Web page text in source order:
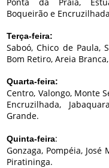
Boqueirão e
Terça-feira:
Saboó, Chico de Paula,
Bom Retiro, Areia
Quarta-feira:
Centro, Valongo, Monte
Encruzilhada,
Grande.
Quinta-feira:
Gonzaga, Pompéia,
Piratininga.